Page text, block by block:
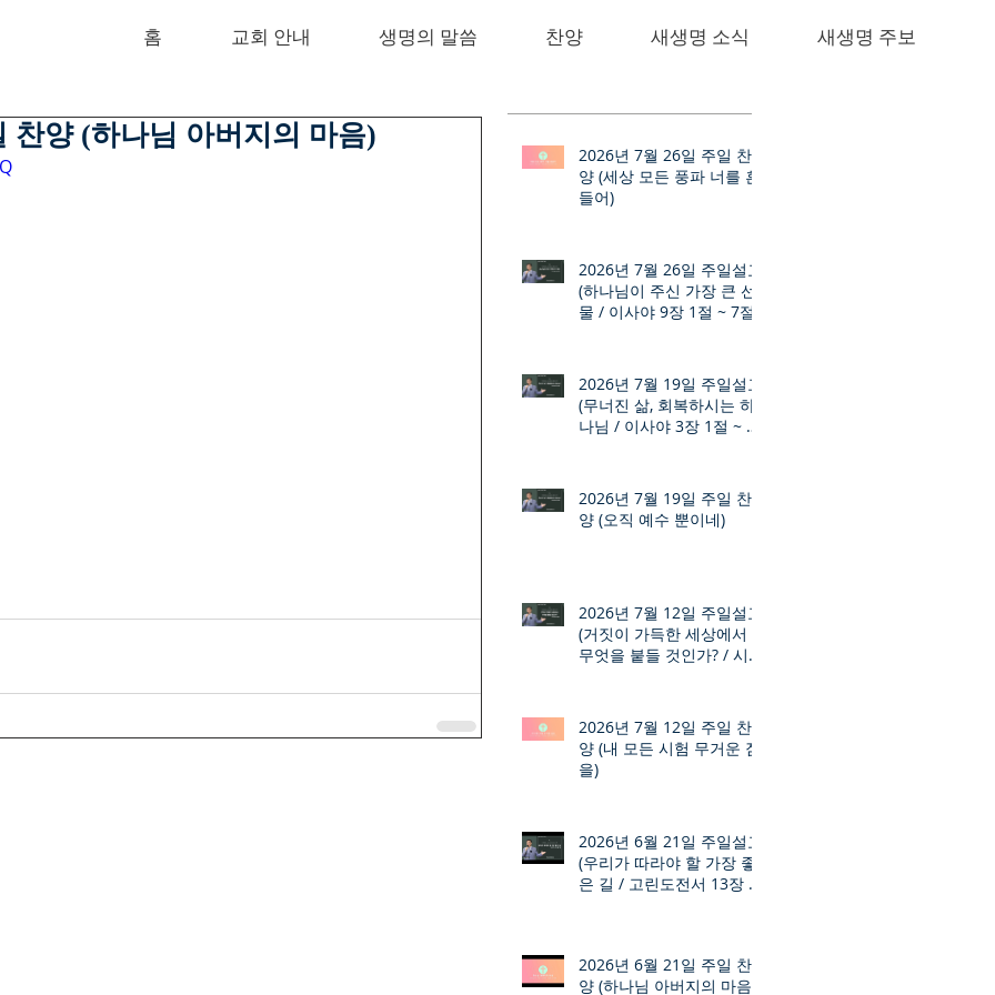
홈 교회 안내 생명의 말씀 찬양 새생명 소식 새생명 주보
찬양 (하나님 아버지의 마음)
2026년 7월 26일 주일 찬
양 (세상 모든 풍파 너를 흔
들어)
2026년 7월 26일 주일설교
(하나님이 주신 가장 큰 선
물 / 이사야 9장 1절 ~ 7절)
2026년 7월 19일 주일설교
(무너진 삶, 회복하시는 하
나님 / 이사야 3장 1절 ~ 12
2026년 7월 19일 주일 찬
양 (오직 예수 뿐이네)
2026년 7월 12일 주일설교
(거짓이 가득한 세상에서
무엇을 붙들 것인가? / 시편
2026년 7월 12일 주일 찬
양 (내 모든 시험 무거운 짐
을)
2026년 6월 21일 주일설교
(우리가 따라야 할 가장 좋
은 길 / 고린도전서 13장 1
2026년 6월 21일 주일 찬
양 (하나님 아버지의 마음)